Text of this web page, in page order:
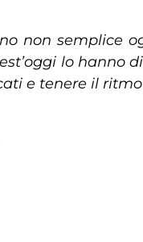
non semplice
lo hanno
e tenere il